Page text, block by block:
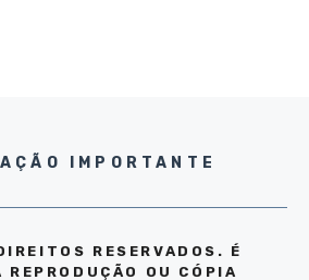
IMPORTANTE
RESERVADOS. É
REPRODUÇÃO OU CÓPIA